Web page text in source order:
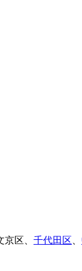
京区 千代田区